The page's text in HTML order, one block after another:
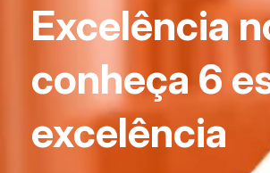
Excelência
conheça 6
excelência